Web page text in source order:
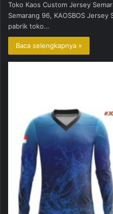
Toko Kaos Custom Jersey
Semarang 96, KAOSBOS
pabrik toko…
Baca selengkapnya »